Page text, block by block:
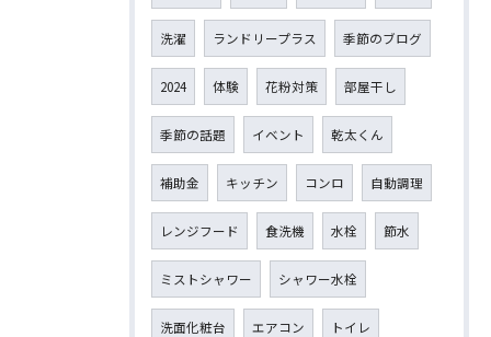
洗濯 ランドリープラス 季節のブログ
2024 体験 花粉対策 部屋干し
季節の話題 イベント 乾太くん
補助金 キッチン コンロ 自動調理
レンジフード 食洗機 水栓 節水
ミストシャワー シャワー水栓
洗面化粧台 エアコン トイレ